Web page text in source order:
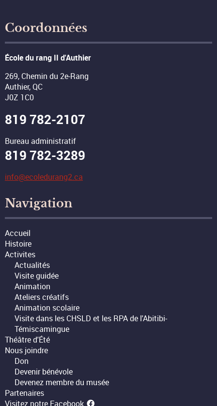
Coordonnées
École du rang II d'Authier
269, Chemin du 2e-Rang
Authier, QC
J0Z 1C0
819 782-2107
Bureau administratif
819 782-3289
info@ecoledurang2.ca
Navigation
Accueil
Histoire
Activites
Actualités
Visite guidée
Animation
Ateliers créatifs
Animation scolaire
Visite dans les CHSLD et les RPA de l'Abitibi-
Témiscamingue
Théâtre d'Été
Nous joindre
Don
Devenir bénévole
Devenez membre du musée
Partenaires
Visitez notre Facebook